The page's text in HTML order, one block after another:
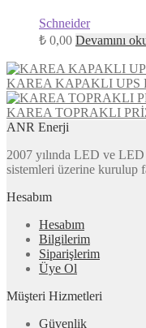
Schneider
₺ 0,00 Devamını
KAREA KAPAKLI UPS
KAREA TOPRAKLI
ANR Enerji
2007 yılında LED ve
sistemleri üzerine kurulup
Hesabım
Hesabım
Bilgilerim
Siparişlerim
Üye Ol
Müşteri Hizmetleri
Güvenlik